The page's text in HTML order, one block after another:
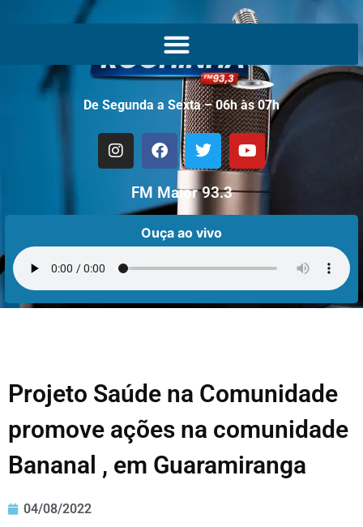
De Segunda a Sexta – 06h às 07h
FM Maior 93.3
Ouça ao vivo
Projeto Saúde na Comunidade
promove ações na comunidade
Bananal , em Guaramiranga
04/08/2022